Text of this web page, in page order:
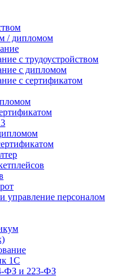
/ дипломом
с трудоустройством
с дипломом
с сертификатом
управление персоналом
1С
и 223‑ФЗ